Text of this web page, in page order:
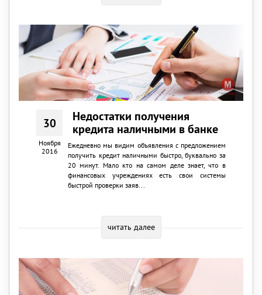
30
Ноября
2016
Недостатки получения
кредита наличными в банке
Ежедневно мы видим объявления с предложением
получить кредит наличными быстро, буквально за
20 минут. Мало кто на самом деле знает, что в
финансовых учреждениях есть свои системы
быстрой проверки заяв...
читать далее